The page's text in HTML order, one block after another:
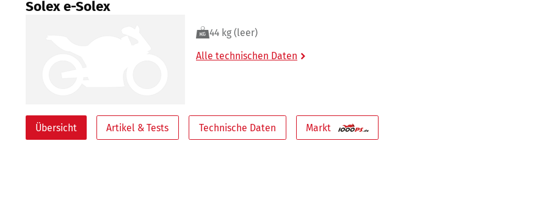
Solex e-Solex
44 kg (leer)
Alle technischen Daten
Übersicht Artikel & Tests Technische Daten Markt